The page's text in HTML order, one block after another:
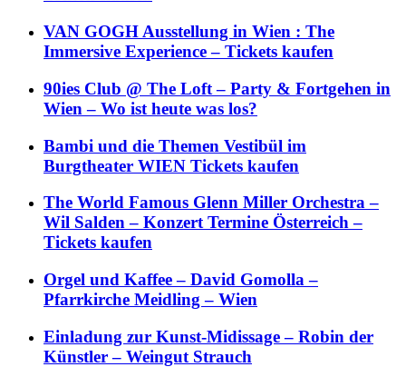
VAN GOGH Ausstellung in Wien : The
Immersive Experience – Tickets kaufen
90ies Club @ The Loft – Party & Fortgehen in
Wien – Wo ist heute was los?
Bambi und die Themen Vestibül im
Burgtheater WIEN Tickets kaufen
The World Famous Glenn Miller Orchestra –
Wil Salden – Konzert Termine Österreich –
Tickets kaufen
Orgel und Kaffee – David Gomolla –
Pfarrkirche Meidling – Wien
Einladung zur Kunst-Midissage – Robin der
Künstler – Weingut Strauch